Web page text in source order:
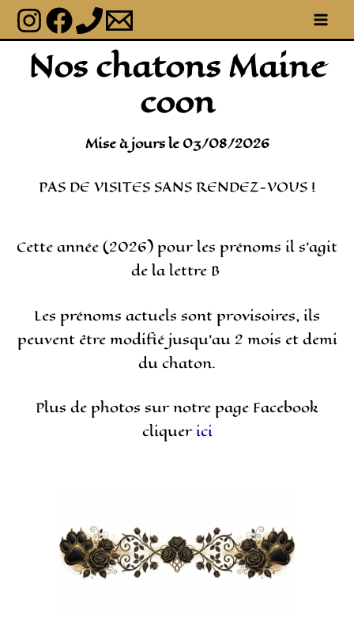
Aller
au
contenu
Main
Nos chatons Maine
coon
Mise à jours le 03/08/2026
PAS DE VISITES SANS RENDEZ-VOUS !
Cette année (2026) pour les prénoms il s’agit
de la lettre B
Les prénoms actuels sont provisoires, ils
peuvent être modifié jusqu’au 2 mois et demi
du chaton.
Plus de photos sur notre page Facebook
cliquerici